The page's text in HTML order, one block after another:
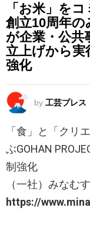
「お米」を
創立10周年
が企業・公共
立上げから実
強化
by 工芸プレス
「食」と「クリ
ぶGOHAN
制強化
（一社）みなむ
https://